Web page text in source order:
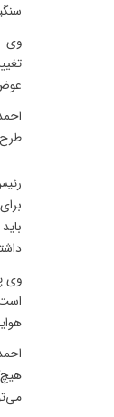
وی
طرح
وی